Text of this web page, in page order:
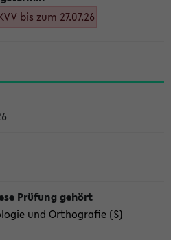
bis zum 27.07.26
und Orthografie (S)